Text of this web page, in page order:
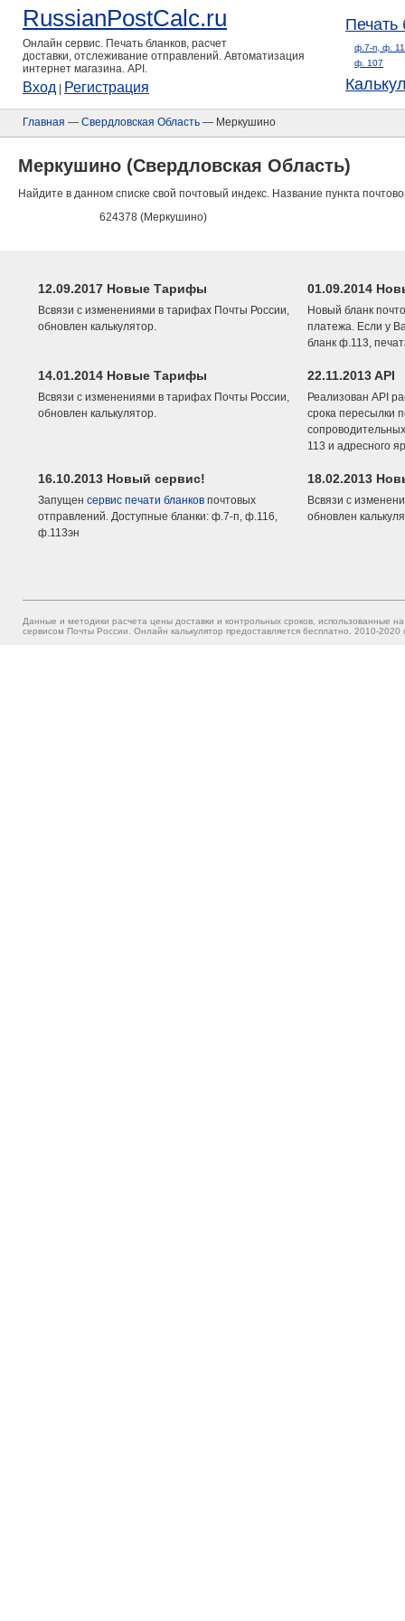
RussianPostCalc.ru
Онлайн сервис. Печать бланков, расчет
доставки, отслеживание отправлений. Автоматизация
интернет магазина. API.
Вход Регистрация
Печать
ф.7-п, ф.
ф. 107
Главная — Свердловская Область — Меркушино
Меркушино (Свердловская Область)
Найдите в данном списке свой почтовый индекс. Название пункта
624378 (Меркушино)
12.09.2017 Новые Тарифы
Всвязи с изменениями в тарифах Почты России,
обновлен калькулятор.
01.09.2014
Новый бланк
платежа. Если у
бланк ф.113,
14.01.2014 Новые Тарифы
Всвязи с изменениями в тарифах Почты России,
обновлен калькулятор.
22.11.2013 API
Реализован API
срока пересылки
113 и адресного
16.10.2013 Новый сервис!
Запущен сервис печати бланков почтовых
отправлений. Доступные бланки: ф.7-п, ф.116,
ф.113эн
18.02.2013
Всвязи с
обновлен
Данные и методики расчета цены доставки и контрольных сроков, использованные
сервисом Почты России. Онлайн калькулятор предоставляется бесплатно. 2010-2020